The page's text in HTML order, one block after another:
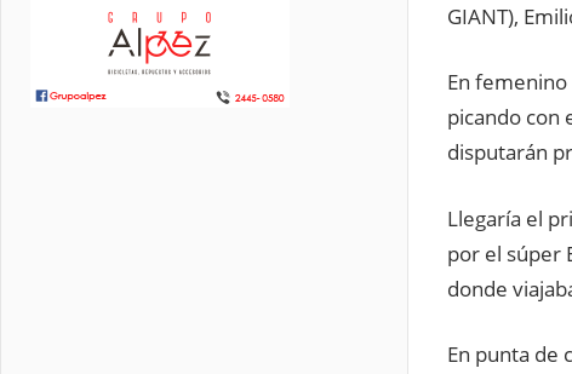
GIANT),
En
picando con
disputarán
Llegaría el
por el súper
donde
En punta de